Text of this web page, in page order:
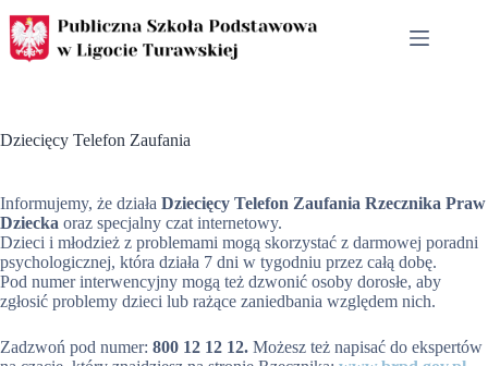
do
treści
Dziecięcy Telefon Zaufania
Informujemy, że działa Dziecięcy Telefon Zaufania Rzecznika Praw
Dziecka oraz specjalny czat internetowy.
Dzieci i młodzież z problemami mogą skorzystać z darmowej poradni
psychologicznej, która działa 7 dni w tygodniu przez całą dobę.
Pod numer interwencyjny mogą też dzwonić osoby dorosłe, aby
zgłosić problemy dzieci lub rażące zaniedbania względem nich.
Zadzwoń pod numer: 800 12 12 12. Możesz też napisać do ekspertów